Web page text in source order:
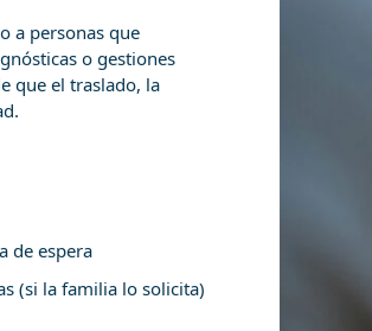
a personas que
o gestiones
que el traslado, la
de espera
(si la familia lo solicita)